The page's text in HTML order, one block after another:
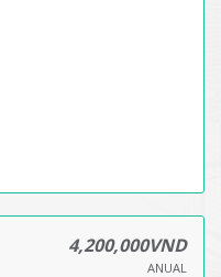
4,200,000VND
ANUAL